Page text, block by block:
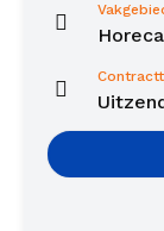
Horeca